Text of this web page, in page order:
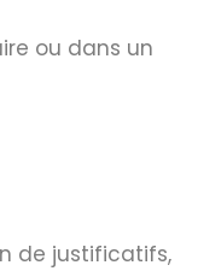
ou dans un
de justificatifs,